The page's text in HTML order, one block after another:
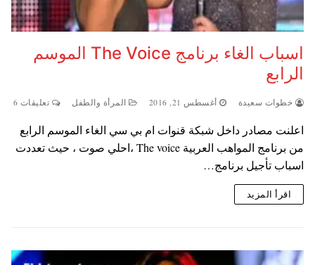
اسباب الغاء برنامج The Voice الموسم
الرابع
خطوات سعيدة أغسطس 21, 2016 المرأة والطفل تعليقات 6
اعلنت مصادر داخل شبكة قنوات ام بي سي الغاء الموسم الرابع
من برنامج المواهب العربية The voice ،احلي صوت ، حيث تعددت
اسباب تأجيل برنامج…
اقرأ المزيد